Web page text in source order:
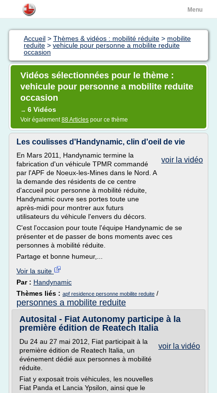
Menu
Accueil > Thèmes & vidéos : mobilité réduite > mobilite
reduite > vehicule pour personne a mobilite reduite
occasion
Vidéos sélectionnées pour le thème :
vehicule pour personne a mobilite reduite
occasion
→ 6 Vidéos
Voir également88 Articles pour ce thème
Les coulisses d'Handynamic, clin d'oeil de vie
voir la vidéo
En Mars 2011, Handynamic termine la
fabrication d'un véhicule TPMR commandé
par l'APF de Noeux-les-Mines dans le Nord. A
la demande des résidents de ce centre
d'accueil pour personne à mobilité réduite,
Handynamic ouvre ses portes toute une
après-midi pour montrer aux futurs
utilisateurs du véhicule l'envers du décors.
C'est l'occasion pour toute l'équipe Handynamic de se
présenter et de passer de bons moments avec ces
personnes à mobilité réduite.
Partage et bonne humeur,...
Voir la suite
Par : Handynamic
Thèmes liés : apf residence personne mobilite reduite /
personnes a mobilite reduite
Autosital - Fiat Autonomy participe à la
première édition de Reatech Italia
voir la vidéo
Du 24 au 27 mai 2012, Fiat participait à la
première édition de Reatech Italia, un
événement dédié aux personnes à mobilité
réduite.
Fiat y exposait trois véhicules, les nouvelles
Fiat Panda et Lancia Ypsilon, ainsi que le